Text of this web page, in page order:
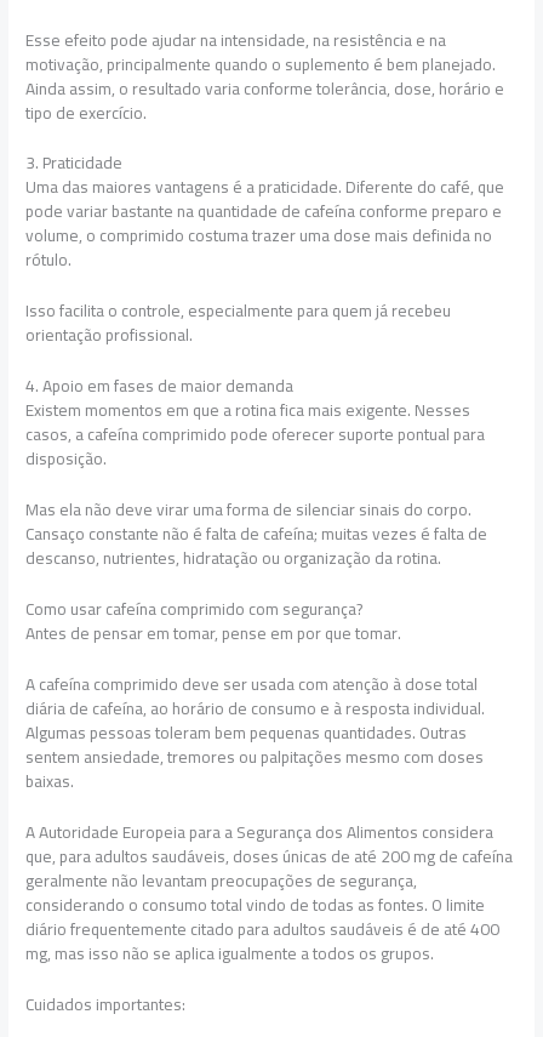
Esse efeito pode ajudar na intensidade, na resistência e na
motivação, principalmente quando o suplemento é bem planejado.
Ainda assim, o resultado varia conforme tolerância, dose, horário e
tipo de exercício.
3. Praticidade
Uma das maiores vantagens é a praticidade. Diferente do café, que
pode variar bastante na quantidade de cafeína conforme preparo e
volume, o comprimido costuma trazer uma dose mais definida no
rótulo.
Isso facilita o controle, especialmente para quem já recebeu
orientação profissional.
4. Apoio em fases de maior demanda
Existem momentos em que a rotina fica mais exigente. Nesses
casos, a cafeína comprimido pode oferecer suporte pontual para
disposição.
Mas ela não deve virar uma forma de silenciar sinais do corpo.
Cansaço constante não é falta de cafeína; muitas vezes é falta de
descanso, nutrientes, hidratação ou organização da rotina.
Como usar cafeína comprimido com segurança?
Antes de pensar em tomar, pense em por que tomar.
A cafeína comprimido deve ser usada com atenção à dose total
diária de cafeína, ao horário de consumo e à resposta individual.
Algumas pessoas toleram bem pequenas quantidades. Outras
sentem ansiedade, tremores ou palpitações mesmo com doses
baixas.
A Autoridade Europeia para a Segurança dos Alimentos considera
que, para adultos saudáveis, doses únicas de até 200 mg de cafeína
geralmente não levantam preocupações de segurança,
considerando o consumo total vindo de todas as fontes. O limite
diário frequentemente citado para adultos saudáveis é de até 400
mg, mas isso não se aplica igualmente a todos os grupos.
Cuidados importantes: